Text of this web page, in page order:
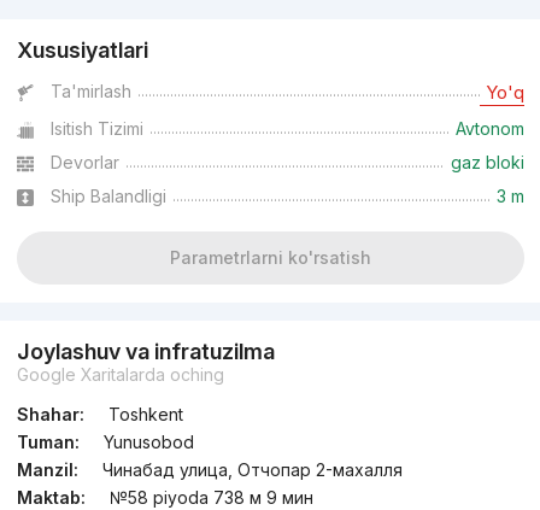
Xususiyatlari
Ta'mirlash Yo'q
Isitish Tizimi
Avtonom
Devorlar
gaz bloki
Ship Balandligi
3 m
Parametrlarni ko'rsatish
Joylashuv va infratuzilma
Google Xaritalarda oching
Shahar:
Toshkent
Tuman:
Yunusobod
Manzil:
Чинабад улица, Отчопар 2-махалля
Maktab:
№58 piyoda 738 м 9 мин